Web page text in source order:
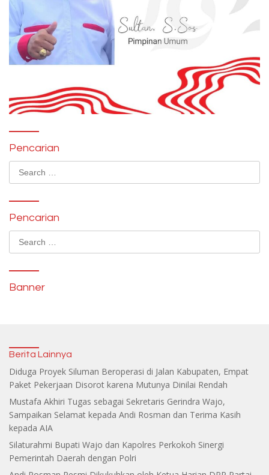
Pencarian
Pencarian
Banner
Berita Lainnya
Diduga Proyek Siluman Beroperasi di Jalan Kabupaten, Empat
Paket Pekerjaan Disorot karena Mutunya Dinilai Rendah
Mustafa Akhiri Tugas sebagai Sekretaris Gerindra Wajo,
Sampaikan Selamat kepada Andi Rosman dan Terima Kasih
kepada AIA
Silaturahmi Bupati Wajo dan Kapolres Perkokoh Sinergi
Pemerintah Daerah dengan Polri